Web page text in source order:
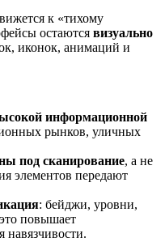
к «тихому
остаются визуально
иконок, анимаций и
информационной
рынков, уличных
под сканирование, а не
элементов передают
: бейджи, уровни,
повышает
навязчивости.